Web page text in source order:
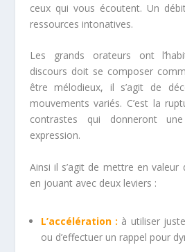
ceux qui vous écoutent. Un
ressources intonatives.
Les grands orateurs ont
discours doit se composer
être mélodieux, il s’agit de
mouvements variés. C’est la
contrastes qui donneront
expression.
Ainsi il s’agit de mettre en
en jouant avec deux leviers :
L’accélération : à utiliser
ou d’effectuer un rappel pour